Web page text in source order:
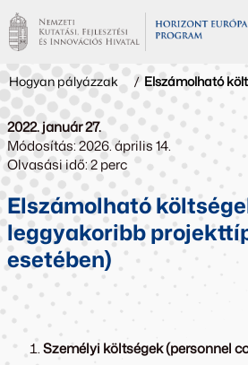
Hogyan pályázzak / Elszámolható
2022. január 27.
Módosítás: 2026. április 14.
Olvasási idő: 2 perc
Elszámolható
leggyakoribb
esetében)
Személyi költségek (personnel